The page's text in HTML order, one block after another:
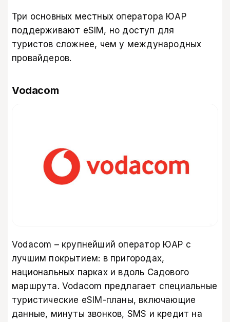
Три основных местных оператора ЮАР
поддерживают eSIM, но доступ для
туристов сложнее, чем у международных
провайдеров.
Vodacom
Vodacom – крупнейший оператор ЮАР с
лучшим покрытием: в пригородах,
национальных парках и вдоль Садового
маршрута. Vodacom предлагает специальные
туристические eSIM-планы, включающие
данные, минуты звонков, SMS и кредит на